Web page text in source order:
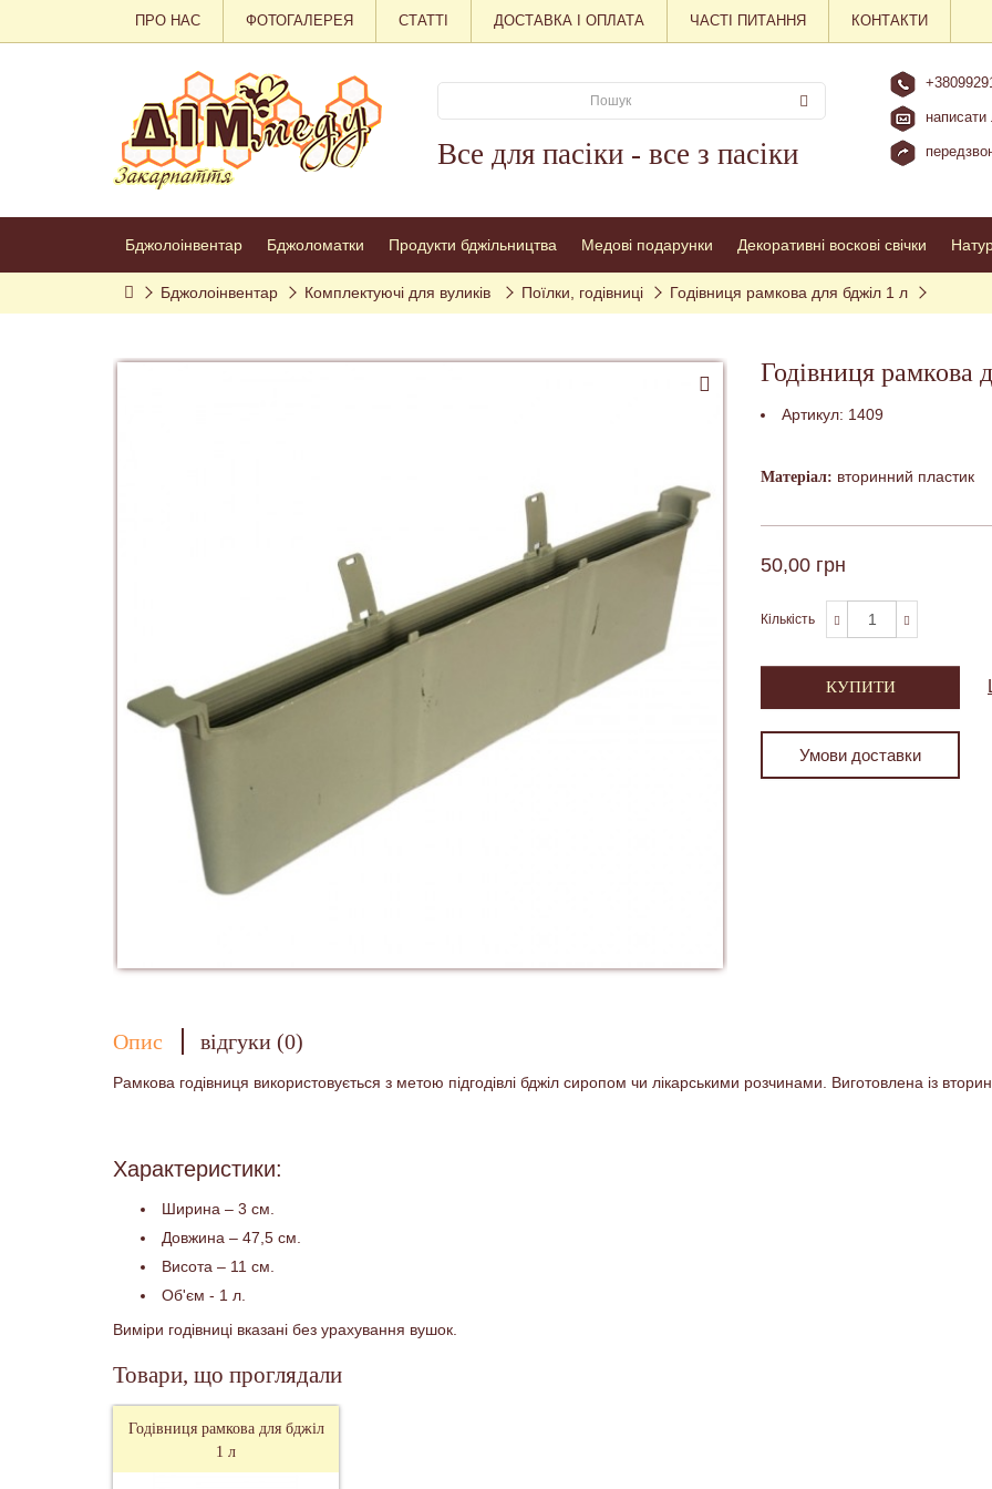
ПРО НАС ФОТОГАЛЕРЕЯ СТАТТІ ДОСТАВКА І ОПЛАТА ЧАСТІ ПИТАННЯ КОНТАКТИ
Все для пасіки - все з пасіки
написати
Бджолоінвентар Бджоломатки Продукти бджільництва Медові подарунки Декоративні воскові свічки
Бджолоінвентар Комплектуючі для вуликів Поїлки, годівниці Годівниця рамкова для бджіл 1 л
Годівниця рамкова
Артикул: 1409
Матеріал: вторинний пластик
50,00 грн
Кількість
КУПИТИ
Умови доставки
Опис відгуки (0)
Рамкова годівниця використовується з метою підгодівлі бджіл сиропом чи лікарськими розчинами. Виготовлена із
Характеристики:
Ширина – 3 см.
Довжина – 47,5 см.
Висота – 11 см.
Об'єм - 1 л.
Виміри годівниці вказані без урахування вушок.
Товари, що проглядали
Годівниця рамкова для бджіл
1 л